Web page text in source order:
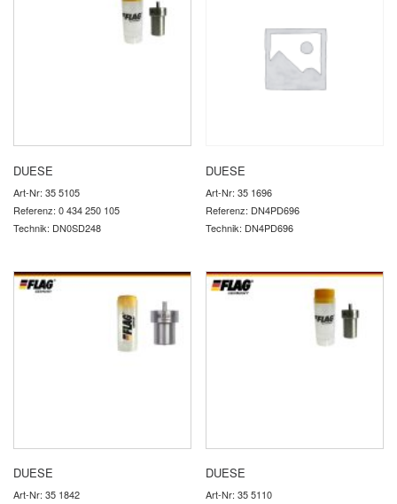
DUESE
Art-Nr: 35 5105
Referenz: 0 434 250 105
Technik: DN0SD248
DUESE
Art-Nr: 35 1696
Referenz: DN4PD696
Technik: DN4PD696
DUESE
Art-Nr: 35 1842
DUESE
Art-Nr: 35 5110